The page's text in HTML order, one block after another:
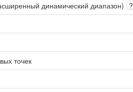
динамический диапазон) ?
точек